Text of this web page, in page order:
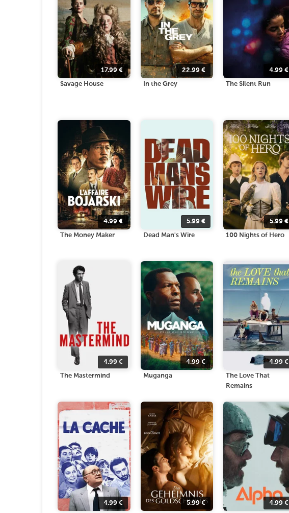
17.99€
Savage House
22.99 €
In the Grey
4.99€
The Silent Run
4.99€
The Money Maker
5.99 €
Dead Man's Wire
5.99€
100 Nights of Hero
4.99€
The Mastermind
4.99€
Muganga
4.99€
The Love That
Remains
4.99€ 5.99€ 4.99€